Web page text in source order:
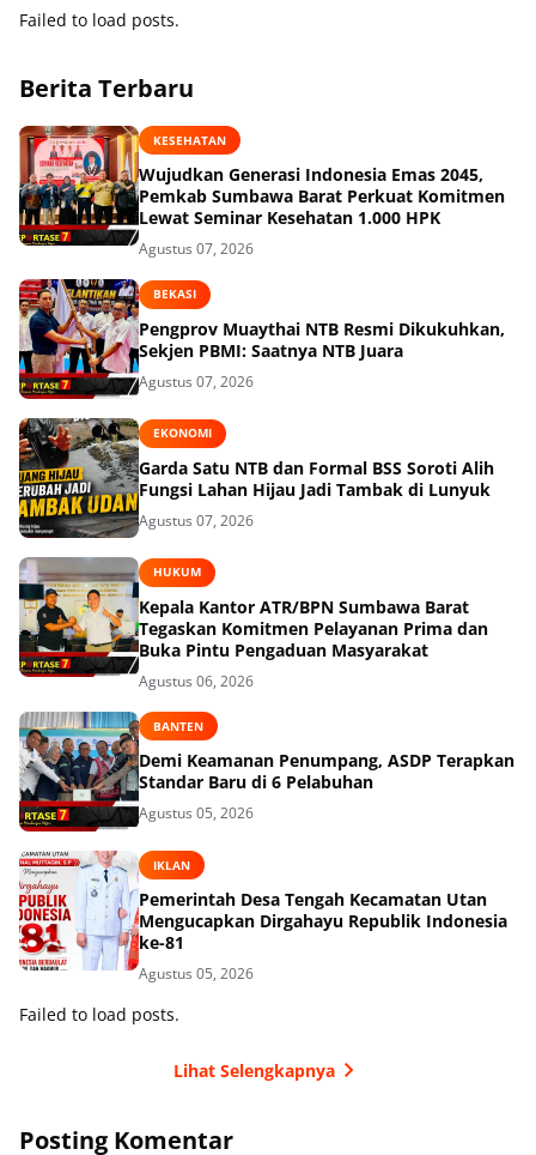
Failed to load posts.
Berita Terbaru
KESEHATAN
Wujudkan Generasi Indonesia Emas 2045,
Pemkab Sumbawa Barat Perkuat Komitmen
Lewat Seminar Kesehatan 1.000 HPK
Agustus 07, 2026
BEKASI
Pengprov Muaythai NTB Resmi Dikukuhkan,
Sekjen PBMI: Saatnya NTB Juara
Agustus 07, 2026
EKONOMI
Garda Satu NTB dan Formal BSS Soroti Alih
Fungsi Lahan Hijau Jadi Tambak di Lunyuk
Agustus 07, 2026
HUKUM
Kepala Kantor ATR/BPN Sumbawa Barat
Tegaskan Komitmen Pelayanan Prima dan
Buka Pintu Pengaduan Masyarakat
Agustus 06, 2026
BANTEN
Demi Keamanan Penumpang, ASDP Terapkan
Standar Baru di 6 Pelabuhan
Agustus 05, 2026
IKLAN
Pemerintah Desa Tengah Kecamatan Utan
Mengucapkan Dirgahayu Republik Indonesia
ke-81
Agustus 05, 2026
Failed to load posts.
Lihat Selengkapnya
Posting Komentar